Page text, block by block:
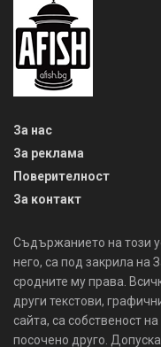
За нас
За реклама
Поверителност
За контакт
Съдържанието на този
него, са под закрила на
сродните му права.
други текстови,
сайта, са собственост
посочено друго.